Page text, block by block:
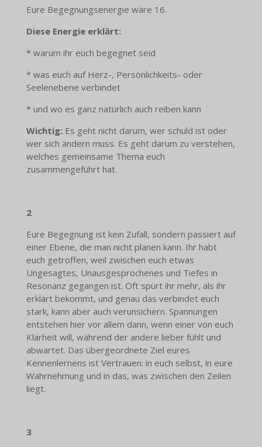
Eure Begegnungsenergie wäre 16.
Diese Energie erklärt:
* warum ihr euch begegnet seid
* was euch auf Herz-, Persönlichkeits- oder
Seelenebene verbindet
* und wo es ganz natürlich auch reiben kann
Wichtig: Es geht nicht darum, wer schuld ist oder
wer sich ändern muss. Es geht darum zu verstehen,
welches gemeinsame Thema euch
zusammengeführt hat.
2
Eure Begegnung ist kein Zufall, sondern passiert auf
einer Ebene, die man nicht planen kann. Ihr habt
euch getroffen, weil zwischen euch etwas
Ungesagtes, Unausgesprochenes und Tiefes in
Resonanz gegangen ist. Oft spürt ihr mehr, als ihr
erklärt bekommt, und genau das verbindet euch
stark, kann aber auch verunsichern. Spannungen
entstehen hier vor allem dann, wenn einer von euch
Klarheit will, während der andere lieber fühlt und
abwartet. Das übergeordnete Ziel eures
Kennenlernens ist Vertrauen: in euch selbst, in eure
Wahrnehmung und in das, was zwischen den Zeilen
liegt.
3